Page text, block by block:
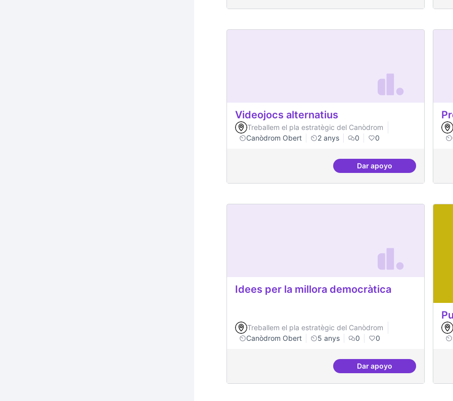
Videojocs alternatius
Treballem el pla estratègic del Canòdrom
Canòdrom Obert
2 anys 0 0
Dar apoyoVideojocs alternatius
Idees per la millora democràtica
Treballem el pla estratègic del Canòdrom
Canòdrom Obert
5 anys 0 0
Dar apoyoIdees per la millora